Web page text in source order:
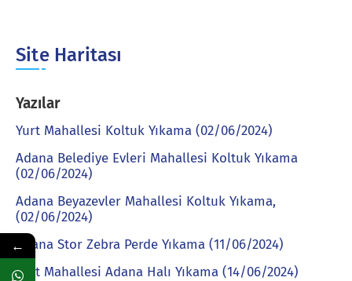
Site Haritası
Yazılar
Yurt Mahallesi Koltuk Yıkama (02/06/2024)
Adana Belediye Evleri Mahallesi Koltuk Yıkama
(02/06/2024)
Adana Beyazevler Mahallesi Koltuk Yıkama,
(02/06/2024)
Adana Stor Zebra Perde Yıkama (11/06/2024)
Yurt Mahallesi Adana Halı Yıkama (14/06/2024)
←